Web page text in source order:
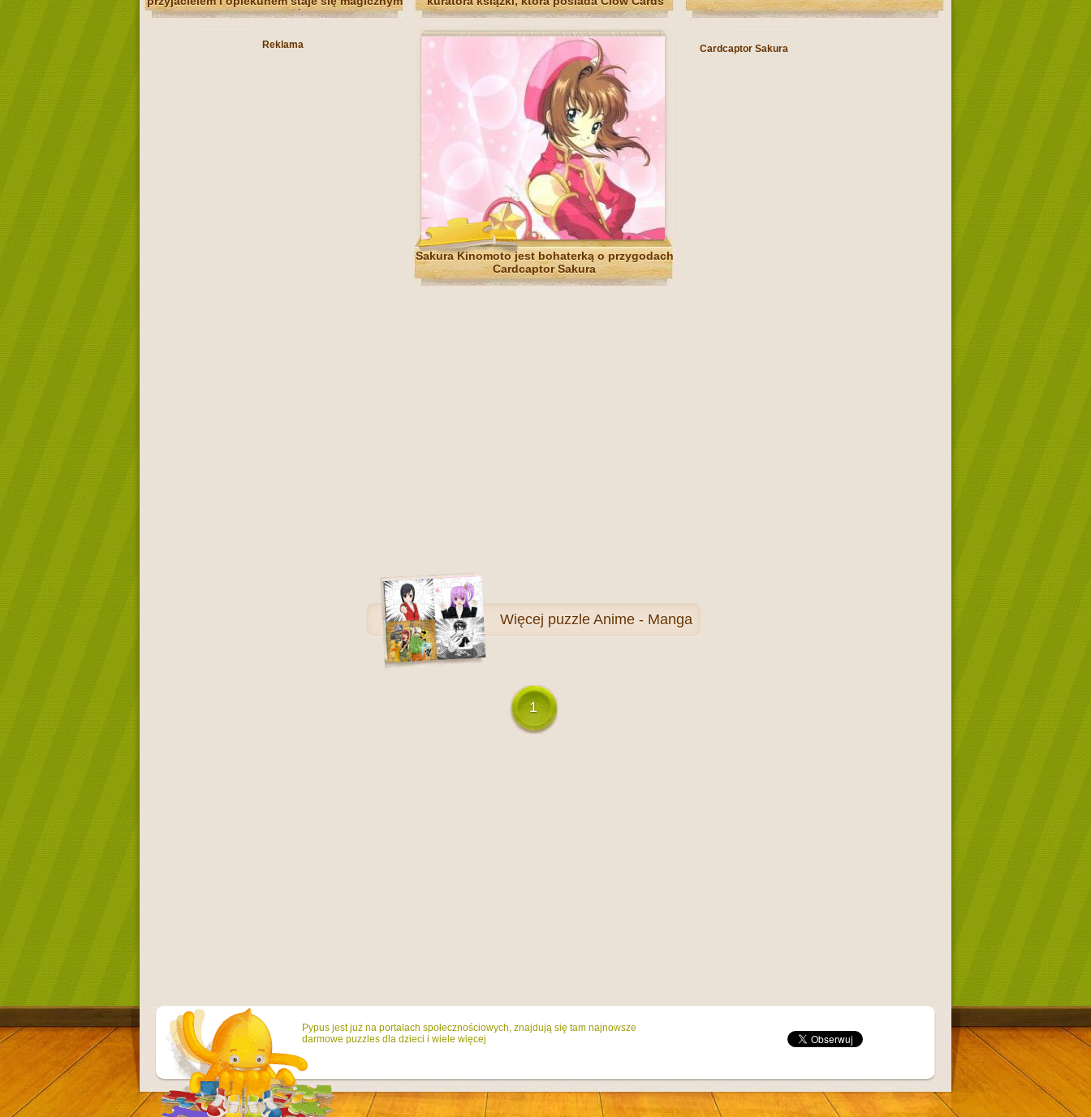
Yue, gdy ma pomóc Sakura
Reklama
Sakura Kinomoto jest bohaterką o przygodach
Cardcaptor Sakura
Cardcaptor Sakura
Więcej puzzle Anime - Manga
1
Pypus jest już na portalach społecznościowych, znajdują się tam najnowsze
darmowe puzzles dla dzieci i wiele więcej